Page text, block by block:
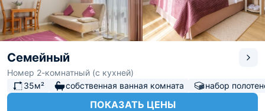
Семейный
Номер 2-комнатный (с кухней)
35м²
собственная ванная комната набор
ПОКАЗАТЬ ЦЕНЫ